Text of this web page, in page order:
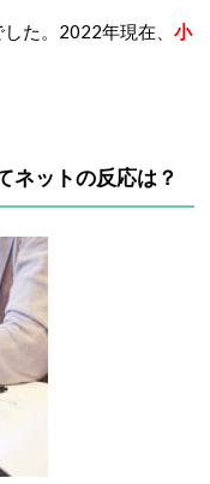
た。 2022年現在、 小
ネットの反応は？